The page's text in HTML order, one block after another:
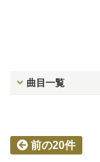
曲目一覧
前の20件